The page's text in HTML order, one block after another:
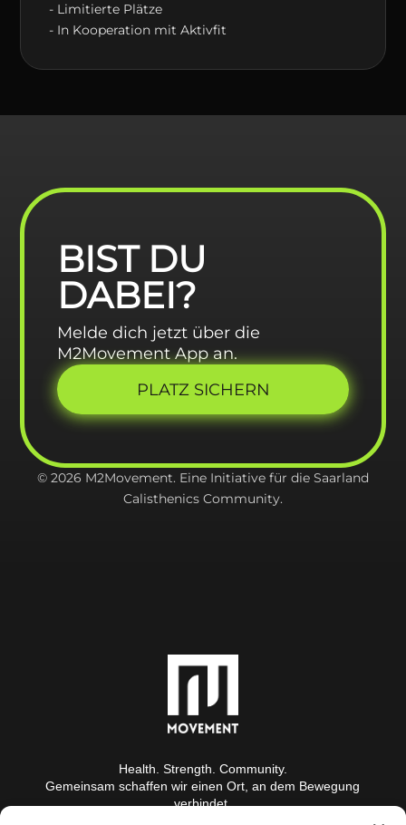
- Limitierte Plätze
- In Kooperation mit Aktivfit
BIST DU
DABEI?
Melde dich jetzt über die
M2Movement App an.
PLATZ SICHERN
© 2026 M2Movement. Eine Initiative für die Saarland
Calisthenics Community.
Health. Strength. Community.
Gemeinsam schaffen wir einen Ort, an dem Bewegung
verbindet.